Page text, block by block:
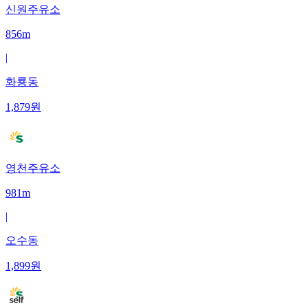
신원주유소
856m
|
화룡동
1,879원
영천주유소
981m
|
오수동
1,899원